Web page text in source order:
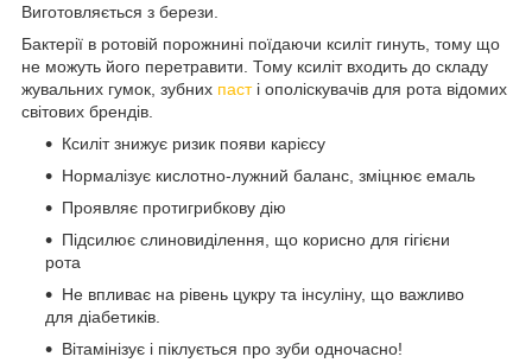
Виготовляється з берези.
Бактерії в ротовій порожнині поїдаючи ксиліт гинуть, тому що
не можуть його перетравити. Тому ксиліт входить до складу
жувальних гумок, зубних пасті ополіскувачів для рота відомих
світових брендів.
Ксиліт знижує ризик появи карієсу
Нормалізує кислотно-лужний баланс, зміцнює емаль
Проявляє протигрибкову дію
Підсилює слиновиділення, що корисно для гігієни
рота
Не впливає на рівень цукру та інсуліну, що важливо
для діабетиків.
Вітамінізує і піклується про зуби одночасно!